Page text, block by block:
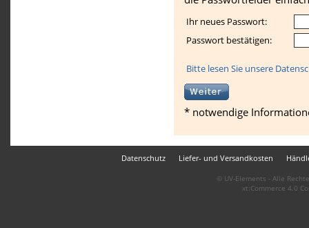
Ihr neues Passwort:
Passwort bestätigen:
Bitte lesen Sie unsere
* notwendige
Datenschutz Liefer- und Versandkosten
© UV-Elements - Alle
xt:Commerce 4.0